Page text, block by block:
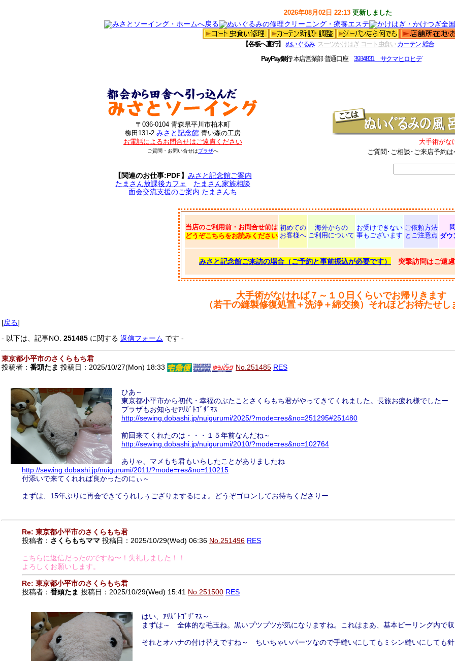
2026年08月02日 22:13 更新しました
【各板へ直行】 ぬいぐるみ スーツかけはぎ コート虫食い カーテン 総合
PayPay銀行本店営業部 普通口座3934831 サクマヒロヒデ
〒036-0104 青森県平川市柏木町
柳田131-2 みさと記念館 青い森の工房
お電話によるお問合せはご遠慮ください
ご質問・お問い合せはプラザへ
【関連のお仕事:PDF】 みさと記念館ご案内
たまさん放課後カフェ
たまさん家族相談
面会交流支援のご案内 たまさんち
大手術がな
ご質問･ご相談･ご来店予約
当店のご利用前・お問合せ前は
どうぞこちらをお読みください
初めての
お客様へ
海外からの
ご利用について
お受けできない
事もございます
ご依頼方法
とご注意点 ダウ
みさと記念館ご来訪の場合（ご予約と事前振込が必要です） 突撃訪問はご遠
大手術がなければ７～１０日くらいでお帰りきます
（若干の縫製修復処置＋洗浄＋綿交換）それほどお待たせし
[戻る]
- 以下は、記事NO. 251485 に関する 返信フォーム です -
東京都小平市のさくらもち君
投稿者： 番頭たま 投稿日：2025/10/27(Mon) 18:33 No.251485 RES
ひあ～
東京都小平市から初代・幸福のぶたことさくらもち君がやってきてくれました。長旅お疲れ様でしたー
プラザもお知らせｱﾘｶﾞﾄｺﾞｻﾞﾏｽ
http://sewing.dobashi.jp/nuigurumi/2025/?mode=res&no=251295#251480
前回来てくれたのは・・・１５年前なんだね～
http://sewing.dobashi.jp/nuigurumi/2010/?mode=res&no=102764
ありゃ、マメもち君もいらしたことがありましたね
http://sewing.dobashi.jp/nuigurumi/2011/?mode=res&no=110215
付添いで来てくれれば良かったのにぃ～
まずは、15年ぶりに再会できてうれしぅござりまするにょ。どうぞゴロンしてお待ちくださりー
Re: 東京都小平市のさくらもち君
投稿者： さくらもちママ 投稿日：2025/10/29(Wed) 06:36 No.251496 RES
こちらに返信だったのですね〜！失礼しました！！
よろしくお願いします。
Re: 東京都小平市のさくらもち君
投稿者： 番頭たま 投稿日：2025/10/29(Wed) 15:41 No.251500 RES
はい、ｱﾘｶﾞﾄｺﾞｻﾞﾏｽ～
まずは～ 全体的な毛玉ね。黒いプツプツが気になりますね。これはまあ、基本ピーリング内で
それとオハナの付け替えですね～ ちいちゃいパーツなので手縫いにしてもミシン縫いにしても